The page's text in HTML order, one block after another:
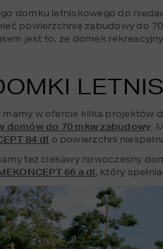
domku letniskowego do
powierzchnię zabudowy do
jest to, że domek
w ofercie kilka projektów
domów do 70 mkw zabudowy.
84 dl o powierzchni
też ciekawy nowoczesny
66 a dl, który